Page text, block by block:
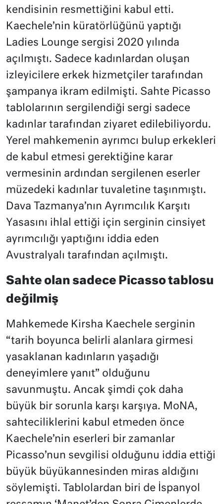
kendisinin resmettiğini kabul etti.
Kaechele’nin küratörlüğünü yaptığı
Ladies Lounge sergisi 2020 yılında
açılmıştı. Sadece kadınlardan oluşan
izleyicilere erkek hizmetçiler tarafından
şampanya ikram edilmişti. Sahte Picasso
tablolarının sergilendiği sergi sadece
kadınlar tarafından ziyaret edilebiliyordu.
Yerel mahkemenin ayrımcı bulup erkekleri
de kabul etmesi gerektiğine karar
vermesinin ardından sergilenen eserler
müzedeki kadınlar tuvaletine taşınmıştı.
Dava Tazmanya’nın Ayrımcılık Karşıtı
Yasasını ihlal ettiği için serginin cinsiyet
ayrımcılığı yaptığını iddia eden
Avustralyalı tarafından açılmıştı.
Sahte olan sadece Picasso tablosu
değilmiş
Mahkemede Kirsha Kaechele serginin
“tarih boyunca belirli alanlara girmesi
yasaklanan kadınların yaşadığı
deneyimlere yanıt” olduğunu
savunmuştu. Ancak şimdi çok daha
büyük bir sorunla karşı karşıya. MoNA,
sahteciliklerini kabul etmeden önce
Kaechele’nin eserleri bir zamanlar
Picasso’nun sevgilisi olduğunu iddia ettiği
büyük büyükannesinden miras aldığını
söylemişti. Tablolardan biri de İspanyol